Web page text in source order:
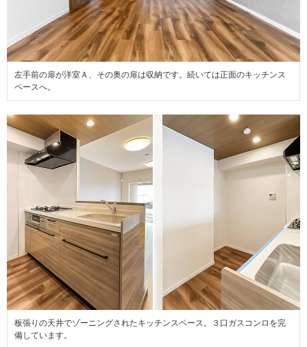
左手前の扉が洋室Ａ、その奥の扉は収納です。続いては正面のキッチンス
ペースへ。
板張りの天井でゾーニングされたキッチンスペース。３口ガスコンロを完
備しています。